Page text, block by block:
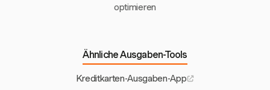
optimieren
Ähnliche Ausgaben-Tools
Kreditkarten-Ausgaben-App